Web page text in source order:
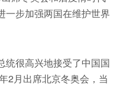
一步加强两国在维护世界
统很高兴地接受了中国国
2月出席北京冬奥会，当